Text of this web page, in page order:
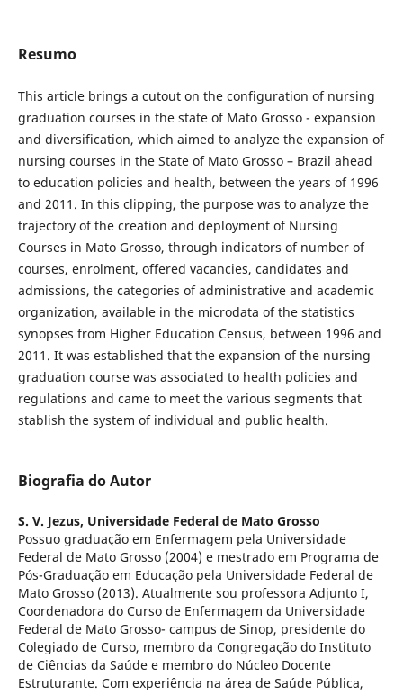
Resumo
This article brings a cutout on the configuration of nursing
graduation courses in the state of Mato Grosso - expansion
and diversification, which aimed to analyze the expansion of
nursing courses in the State of Mato Grosso – Brazil ahead
to education policies and health, between the years of 1996
and 2011. In this clipping, the purpose was to analyze the
trajectory of the creation and deployment of Nursing
Courses in Mato Grosso, through indicators of number of
courses, enrolment, offered vacancies, candidates and
admissions, the categories of administrative and academic
organization, available in the microdata of the statistics
synopses from Higher Education Census, between 1996 and
2011. It was established that the expansion of the nursing
graduation course was associated to health policies and
regulations and came to meet the various segments that
stablish the system of individual and public health.
Biografia do Autor
S. V. Jezus, Universidade Federal de Mato Grosso
Possuo graduação em Enfermagem pela Universidade
Federal de Mato Grosso (2004) e mestrado em Programa de
Pós-Graduação em Educação pela Universidade Federal de
Mato Grosso (2013). Atualmente sou professora Adjunto I,
Coordenadora do Curso de Enfermagem da Universidade
Federal de Mato Grosso- campus de Sinop, presidente do
Colegiado de Curso, membro da Congregação do Instituto
de Ciências da Saúde e membro do Núcleo Docente
Estruturante. Com experiência na área de Saúde Pública,